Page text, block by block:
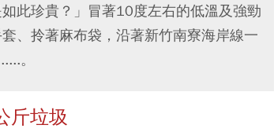
此珍貴？」冒著10度左右的低溫及強勁
、拎著麻布袋，沿著新竹南寮海岸線一
。
斤垃圾